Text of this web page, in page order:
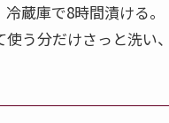
蔵庫で8時間漬ける。
う分だけさっと洗い